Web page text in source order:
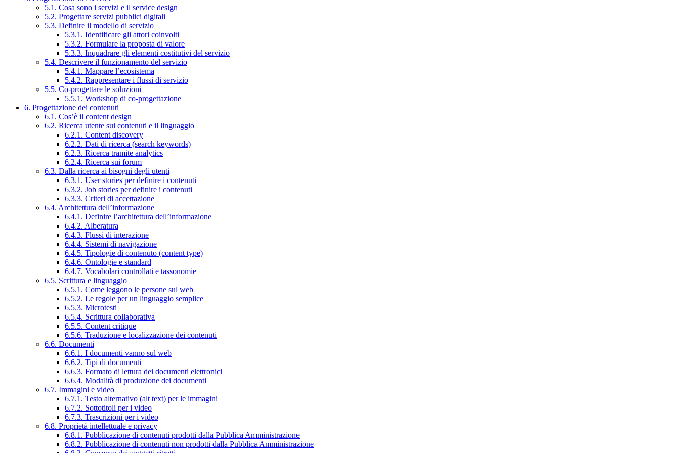
5.1. Cosa sono i servizi e il service design
5.2. Progettare servizi pubblici digitali
5.3. Definire il modello di servizio
5.3.1. Identificare gli attori coinvolti
5.3.2. Formulare la proposta di valore
5.3.3. Inquadrare gli elementi costitutivi del servizio
5.4. Descrivere il funzionamento del servizio
5.4.1. Mappare l’ecosistema
5.4.2. Rappresentare i flussi di servizio
5.5. Co-progettare le soluzioni
5.5.1. Workshop di co-progettazione
6. Progettazione dei contenuti
6.1. Cos’è il content design
6.2. Ricerca utente sui contenuti e il linguaggio
6.2.1. Content discovery
6.2.2. Dati di ricerca (search keywords)
6.2.3. Ricerca tramite analytics
6.2.4. Ricerca sui forum
6.3. Dalla ricerca ai bisogni degli utenti
6.3.1. User stories per definire i contenuti
6.3.2. Job stories per definire i contenuti
6.3.3. Criteri di accettazione
6.4. Architettura dell’informazione
6.4.1. Definire l’architettura dell’informazione
6.4.2. Alberatura
6.4.3. Flussi di interazione
6.4.4. Sistemi di navigazione
6.4.5. Tipologie di contenuto (content type)
6.4.6. Ontologie e standard
6.4.7. Vocabolari controllati e tassonomie
6.5. Scrittura e linguaggio
6.5.1. Come leggono le persone sul web
6.5.2. Le regole per un linguaggio semplice
6.5.3. Microtesti
6.5.4. Scrittura collaborativa
6.5.5. Content critique
6.5.6. Traduzione e localizzazione dei contenuti
6.6. Documenti
6.6.1. I documenti vanno sul web
6.6.2. Tipi di documenti
6.6.3. Formato di lettura dei documenti elettronici
6.6.4. Modalità di produzione dei documenti
6.7. Immagini e video
6.7.1. Testo alternativo (alt text) per le immagini
6.7.2. Sottotitoli per i video
6.7.3. Trascrizioni per i video
6.8. Proprietà intellettuale e privacy
6.8.1. Pubblicazione di contenuti prodotti dalla Pubblica Amministrazione
6.8.2. Pubblicazione di contenuti non prodotti dalla Pubblica Amministrazione